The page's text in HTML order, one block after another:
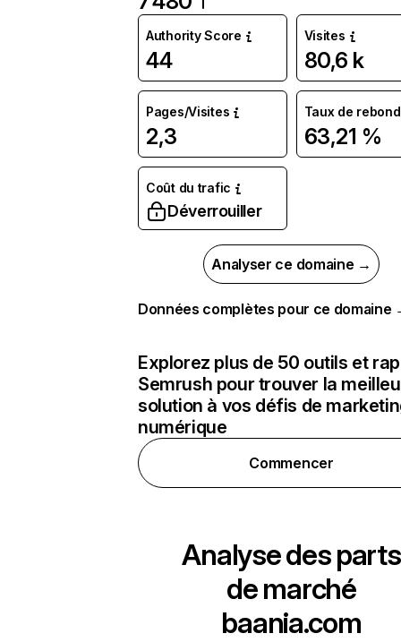
Authority Score
44
Visites
80,6 k
Pages/Visites
2,3
Taux de rebond
63,21 %
Coût du trafic
Déverrouiller
Analyser ce domaine →
Données complètes pour ce domaine
Explorez plus de 50 outils et
Semrush pour trouver la
solution à vos défis de
numérique
Commencer
Analyse des parts
de marché
baania.com